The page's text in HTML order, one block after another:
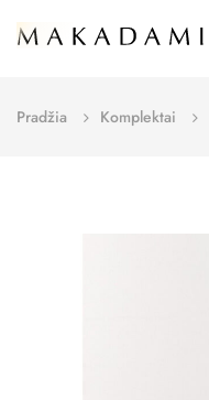
Pradžia Komplektai